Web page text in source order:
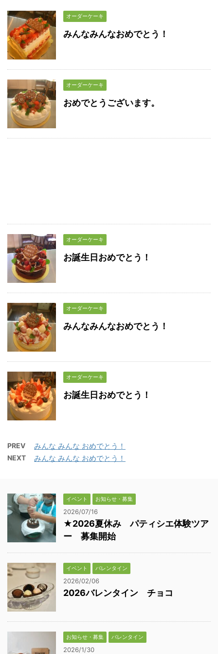
オーダーケーキ
みんなみんなおめでとう！
オーダーケーキ
おめでとうございます。
オーダーケーキ
お誕生日おめでとう！
オーダーケーキ
みんなみんなおめでとう！
オーダーケーキ
お誕生日おめでとう！
PREV みんな みんな おめでとう！
NEXT みんな みんな おめでとう！
イベント お知らせ・募集
2026/07/16
★2026夏休み パティシエ体験ツア
ー 募集開始
イベント バレンタイン
2026/02/06
2026バレンタイン チョコ
お知らせ・募集 バレンタイン
2026/1/30